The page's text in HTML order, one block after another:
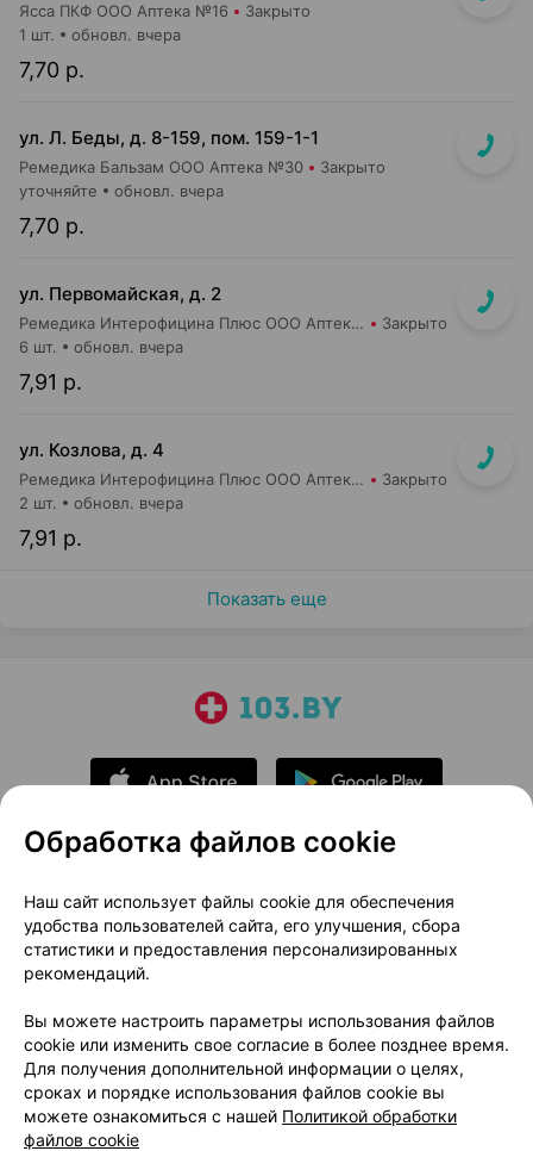
Ясса ПКФ ООО Аптека №16 Закрыто
7,70 р.
1 шт. обновл. вчера
ул. Л. Беды, д. 8-159, пом. 159-1-1
Ремедика Бальзам ООО Аптека №30 Закрыто
7,70 р.
уточняйте обновл. вчера
ул. Первомайская, д. 2
Ремедика Интерофицина Плюс ООО Аптека №2 Закрыто
7,91 р.
6 шт. обновл. вчера
ул. Козлова, д. 4
Ремедика Интерофицина Плюс ООО Аптека №1 Закрыто
7,91 р.
2 шт. обновл. вчера
Показать еще
О проекте
Новости проекта
Размещение рекламы
Медицинский маркетинг
Публичный договор
Доставка
Способы оплаты
Вакансии
Партнеры
Написать руководителю 103.by
Написать в поддержку
Персональные настройки Cookie
Обработка файлов cookie
Наш сайт использует файлы cookie для обеспечения
удобства пользователей сайта, его улучшения, сбора
статистики и предоставления персонализированных
рекомендаций.
Вы можете настроить параметры использования файлов
cookie или изменить свое согласие в более позднее время.
Для получения дополнительной информации о целях,
сроках и порядке использования файлов cookie вы
можете ознакомиться с нашей Политикой обработки
файлов cookie